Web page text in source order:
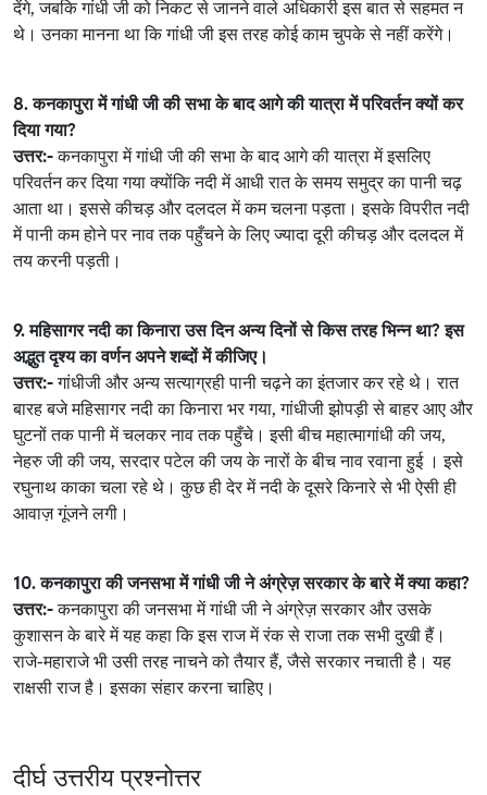
देंगे, जबकि गांधी जी को निकट से जानने वाले अधिकारी इस बात से सहमत न
थे। उनका मानना था कि गांधी जी इस तरह कोई काम चुपके से नहीं करेंगे।
8. कनकापुरा में गांधी जी की सभा के बाद आगे की यात्रा में परिवर्तन क्यों कर
दिया गया?
उत्तर:-कनकापुरा में गांधी जी की सभा के बाद आगे की यात्रा में इसलिए
परिवर्तन कर दिया गया क्योंकि नदी में आधी रात के समय समुद्र का पानी चढ़
आता था। इससे कीचड़ और दलदल में कम चलना पड़ता। इसके विपरीत नदी
में पानी कम होने पर नाव तक पहुँचने के लिए ज्यादा दूरी कीचड़ और दलदल में
तय करनी पड़ती।
9. महिसागर नदी का किनारा उस दिन अन्य दिनों से किस तरह भिन्न था? इस
अद्भुत दृश्य का वर्णन अपने शब्दों में कीजिए।
उत्तर:-गांधीजी और अन्य सत्याग्रही पानी चढ़ने का इंतजार कर रहे थे। रात
बारह बजे महिसागर नदी का किनारा भर गया, गांधीजी झोपड़ी से बाहर आए और
घुटनों तक पानी में चलकर नाव तक पहुँचे। इसी बीच महात्मागांधी की जय,
नेहरु जी की जय, सरदार पटेल की जय के नारों के बीच नाव रवाना हुई । इसे
रघुनाथ काका चला रहे थे। कुछ ही देर में नदी के दूसरे किनारे से भी ऐसी ही
आवाज़ गूंजने लगी।
10. कनकापुरा की जनसभा में गांधी जी ने अंग्रेज़ सरकार के बारे में क्या कहा?
उत्तर:-कनकापुरा की जनसभा में गांधी जी ने अंग्रेज़ सरकार और उसके
कुशासन के बारे में यह कहा कि इस राज में रंक से राजा तक सभी दुखी हैं।
राजे-महाराजे भी उसी तरह नाचने को तैयार हैं, जैसे सरकार नचाती है। यह
राक्षसी राज है। इसका संहार करना चाहिए।
दीर्घ उत्तरीय प्रश्नोत्तर